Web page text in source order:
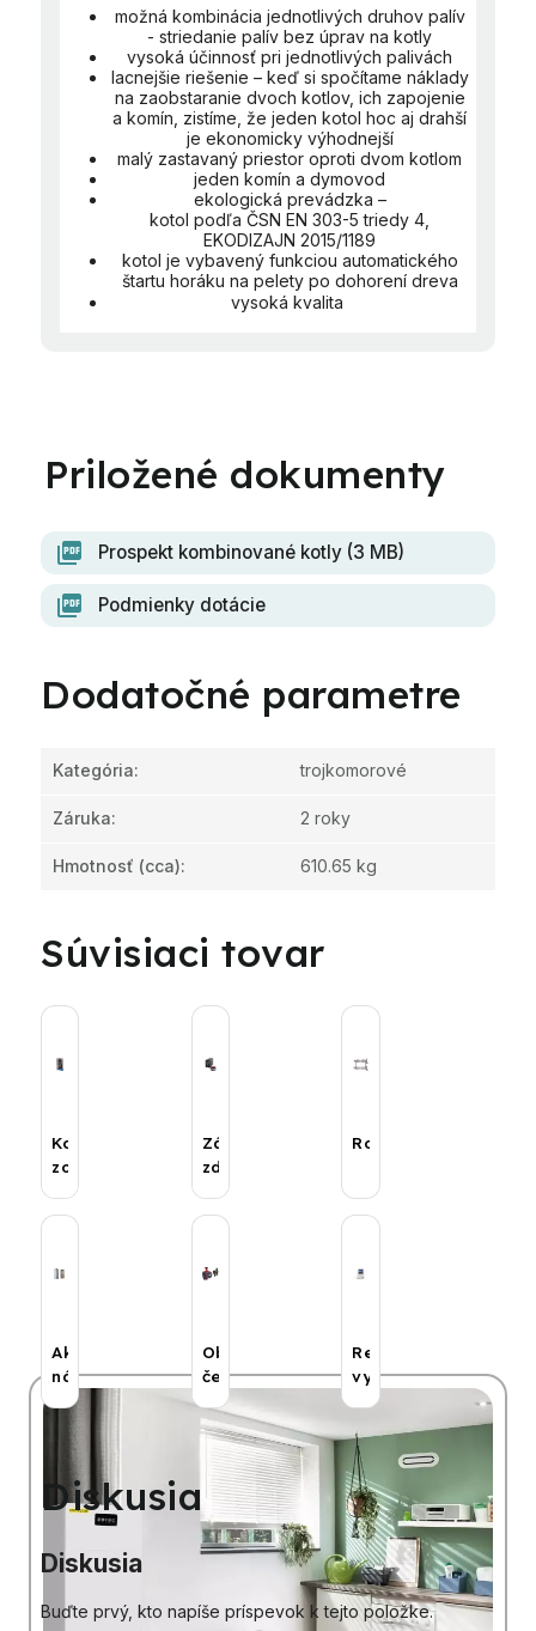
možná kombinácia jednotlivých druhov palív
- striedanie palív bez úprav na kotly
vysoká účinnosť pri jednotlivých palivách
lacnejšie riešenie – keď si spočítame náklady
na zaobstaranie dvoch kotlov, ich zapojenie
a komín, zistíme, že jeden kotol hoc aj drahší
je ekonomicky výhodnejší
malý zastavaný priestor oproti dvom kotlom
jeden komín a dymovod
ekologická prevádzka –
kotol podľa ČSN EN 303-5 triedy 4,
EKODIZAJN 2015/1189
kotol je vybavený funkciou automatického
štartu horáku na pelety po dohorení dreva
vysoká kvalita
Prospekt kombinované kotly (3 MB)
Podmienky dotácie
Dodatočné parametre
Kategória: trojkomorové
Záruka: 2 roky
Hmotnosť (cca): 610.65 kg
Súvisiaci tovar
Kotlové
zostavy
Záložné
zdroje
Rozdeľovače
Akumulačné
nádoby
Obehové
čerpadlá
Regulácia
vykurovania
Diskusia
Diskusia
Buďte prvý, kto napíše príspevok k tejto položke.